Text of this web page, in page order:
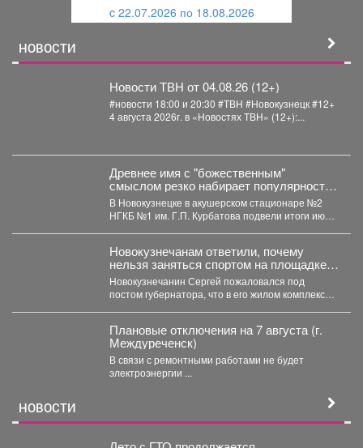
c 22.07.2026 по 18.08.2026
НОВОСТИ
Новости ТВН от 04.08.26 (12+)
#новости 18:00 и 20:30 #ТВН #Новокузнецк #12+
4 августа 2026г. в «Новостях ТВН» (12+):...
Древнее имя с "божественным"
смыслом резко набирает популярность
в Кузбассе: 11 малышей за месяц
В Новокузнецке в акушерском стационаре №2
НГКБ №1 им. Г.П. Курбатова подвели итоги июля.
Новокузнечанам ответили, почему
нельзя заняться спортом на площадке
лицея
Новокузнечанин Сергей пожаловался под
постом губернатора, что в его жилом комплексе
Плановые отключения на 7 августа (г.
Междуреченск)
В связи с ремонтными работами не будет
электроэнергии ...
НОВОСТИ